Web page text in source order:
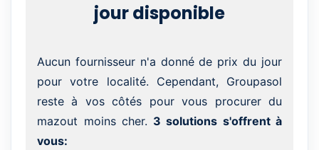
jour disponible
Aucun fournisseur n'a donné de prix du jour
pour votre localité. Cependant, Groupasol
reste à vos côtés pour vous procurer du
mazout moins cher. 3 solutions s'offrent à
vous: